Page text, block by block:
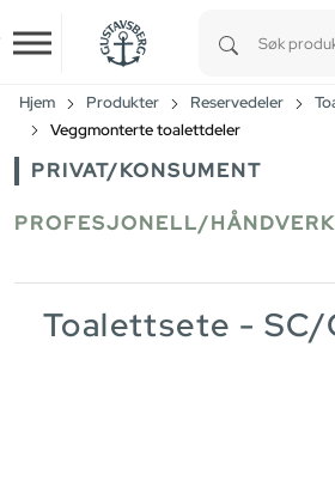
Skip to main content
Hjem Produkter Reservedeler
Veggmonterte toalettdeler
PRIVAT/KONSUMENT
PROFESJONELL/
Toalettsete - SC/